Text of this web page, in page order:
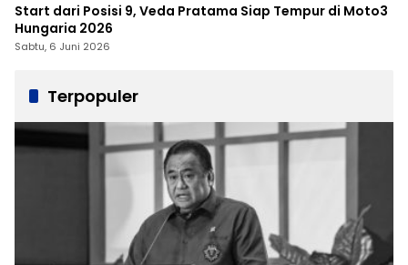
Start dari Posisi 9, Veda Pratama Siap Tempur di Moto3
Hungaria 2026
Sabtu, 6 Juni 2026
Terpopuler